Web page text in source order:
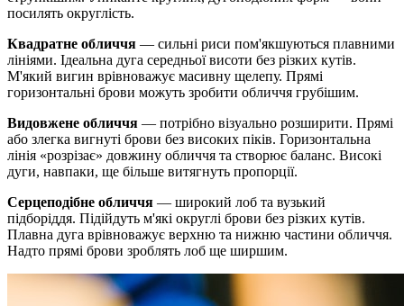
посилять округлість.
Квадратне обличчя — сильні риси пом'якшуються плавними
лініями. Ідеальна дуга середньої висоти без різких кутів.
М'який вигин врівноважує масивну щелепу. Прямі
горизонтальні брови можуть зробити обличчя грубішим.
Видовжене обличчя — потрібно візуально розширити. Прямі
або злегка вигнуті брови без високих піків. Горизонтальна
лінія «розрізає» довжину обличчя та створює баланс. Високі
дуги, навпаки, ще більше витягнуть пропорції.
Серцеподібне обличчя — широкий лоб та вузький
підборіддя. Підійдуть м'які округлі брови без різких кутів.
Плавна дуга врівноважує верхню та нижню частини обличчя.
Надто прямі брови зроблять лоб ще ширшим.